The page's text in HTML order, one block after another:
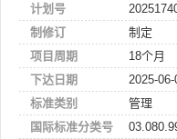
计划号
制修订
制定
项目周期
18个月
下达日期
2025-06-
标准类别
管理
国际标准分类号